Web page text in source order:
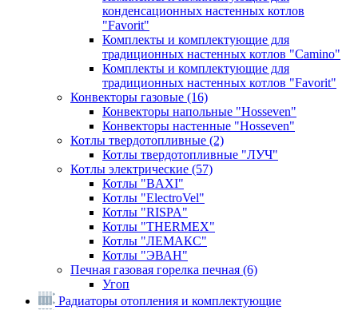
конденсационных настенных котлов
"Favorit"
Комплекты и комплектующие для
традиционных настенных котлов "Camino"
Комплекты и комплектующие для
традиционных настенных котлов "Favorit"
Конвекторы газовые (16)
Конвекторы напольные "Hosseven"
Конвекторы настенные "Hosseven"
Котлы твердотопливные (2)
Котлы твердотопливные "ЛУЧ"
Котлы электрические (57)
Котлы "BAXI"
Котлы "ElectroVel"
Котлы "RISPA"
Котлы "THERMEX"
Котлы "ЛЕМАКС"
Котлы "ЭВАН"
Печная газовая горелка печная (6)
Угоп
Радиаторы отопления и комплектующие